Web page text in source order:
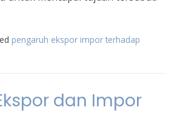
pengaruh ekspor impor terhadap
dan Impor